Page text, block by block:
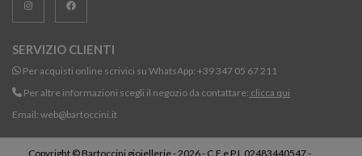
SERVIZIO CLIENTI
Per acquisti online scrivici su WhatsApp: +39 347 05 67 211
Per altre informazioni scegli il negozio da contattare: clicca qui
Email: web@bartoccini.it
Copyright © Bartoccini gioiellerie - 2026 - C.F e P.I. 02483440547 -